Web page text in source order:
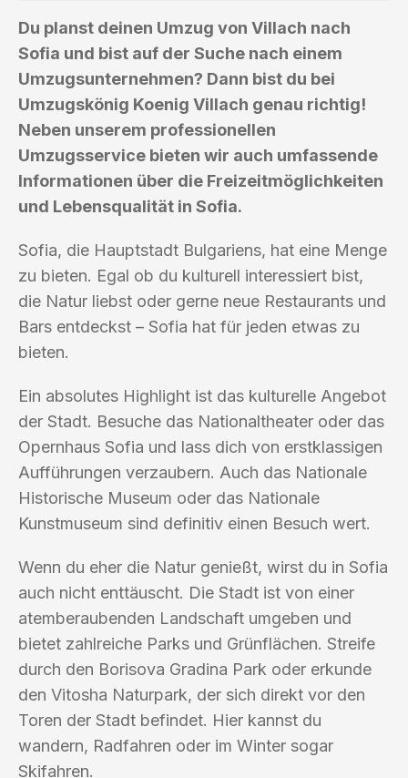
Du planst deinen Umzug von Villach nach
Sofia und bist auf der Suche nach einem
Umzugsunternehmen? Dann bist du bei
Umzugskönig Koenig Villach genau richtig!
Neben unserem professionellen
Umzugsservice bieten wir auch umfassende
Informationen über die Freizeitmöglichkeiten
und Lebensqualität in Sofia.
Sofia, die Hauptstadt Bulgariens, hat eine Menge
zu bieten. Egal ob du kulturell interessiert bist,
die Natur liebst oder gerne neue Restaurants und
Bars entdeckst – Sofia hat für jeden etwas zu
bieten.
Ein absolutes Highlight ist das kulturelle Angebot
der Stadt. Besuche das Nationaltheater oder das
Opernhaus Sofia und lass dich von erstklassigen
Aufführungen verzaubern. Auch das Nationale
Historische Museum oder das Nationale
Kunstmuseum sind definitiv einen Besuch wert.
Wenn du eher die Natur genießt, wirst du in Sofia
auch nicht enttäuscht. Die Stadt ist von einer
atemberaubenden Landschaft umgeben und
bietet zahlreiche Parks und Grünflächen. Streife
durch den Borisova Gradina Park oder erkunde
den Vitosha Naturpark, der sich direkt vor den
Toren der Stadt befindet. Hier kannst du
wandern, Radfahren oder im Winter sogar
Skifahren.